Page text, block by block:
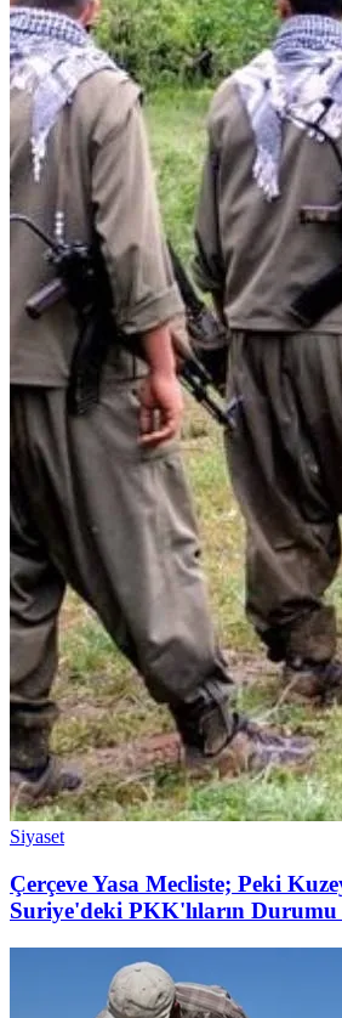
Siyaset
Çerçeve Yasa Mecliste; Peki
Suriye'deki PKK'lıların Durumu